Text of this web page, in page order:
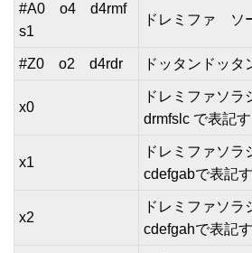
#A0 o4 d4rmf
s1
ドレミファ ソ
#Z0 o2 d4rdr ドッタンドッタ
x0
ドレミファソラ
drmfslc で表記
x1
ドレミファソラ
cdefgabで表記
x2
ドレミファソラ
cdefgahで表記